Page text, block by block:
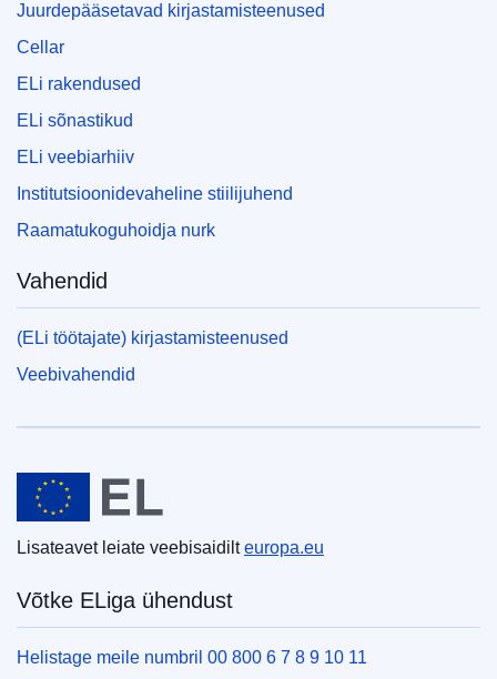
Juurdepääsetavad kirjastamisteenused
Cellar
ELi rakendused
ELi sõnastikud
ELi veebiarhiiv
Institutsioonidevaheline stiilijuhend
Raamatukoguhoidja nurk
Vahendid
(ELi töötajate) kirjastamisteenused
Veebivahendid
Euroopa Liit
Lisateavet leiate veebisaidilteuropa.eu
Võtke ELiga ühendust
Helistage meile numbril 00 800 6 7 8 9 10 11